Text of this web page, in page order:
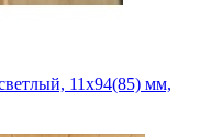
11х94(85) мм,